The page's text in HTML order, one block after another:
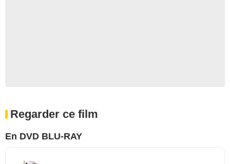
Regarder ce film
En DVD BLU-RAY